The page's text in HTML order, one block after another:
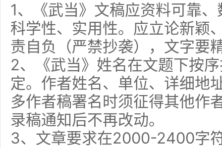
1、《武当》文稿应资料可靠
科学性、实用性。应立论新颖
责自负（严禁抄袭），文字要
2、《武当》姓名在文题下按
定。作者姓名、单位、详细地
多作者稿署名时须征得其他作
录稿通知后不再改动。
3、文章要求在2000-2400字